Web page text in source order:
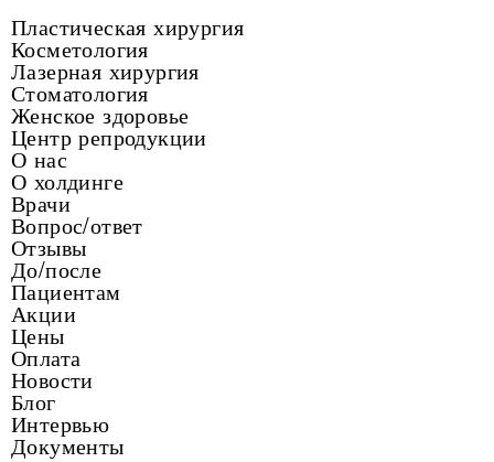
Пластическая хирургия
Косметология
Лазерная хирургия
Стоматология
Женское здоровье
Центр репродукции
О нас
О холдинге
Врачи
Вопрос/ответ
Отзывы
До/после
Пациентам
Акции
Цены
Оплата
Новости
Блог
Интервью
Документы